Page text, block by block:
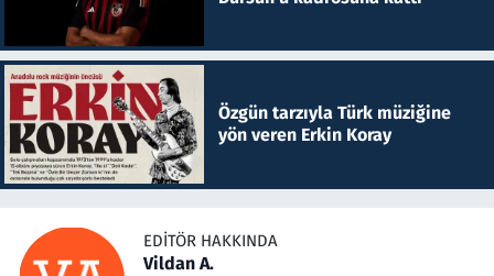
Özgün tarzıyla Türk müziğine
yön veren Erkin Koray
EDITÖR HAKKINDA
Vildan A.